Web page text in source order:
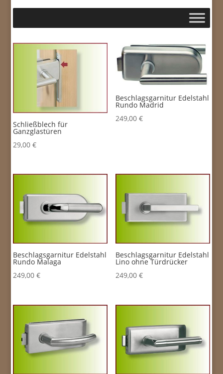
Schließblech für
Ganzglastüren
29,00€
Beschlagsgarnitur Edelstahl
Rundo Madrid
249,00 €
Beschlagsgarnitur Edelstahl
Rundo Malaga
249,00€
Beschlagsgarnitur Edelstahl
Lino ohne Türdrücker
249,00 €